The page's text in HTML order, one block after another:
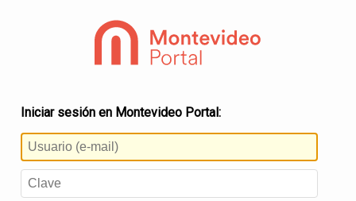
Iniciar sesión en Montevideo Portal: